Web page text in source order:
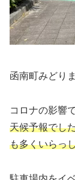
函南町みどり
コロナの影響
天候予報でし
も多くいらっ